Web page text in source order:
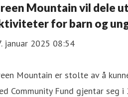
Mountain vil dele
for barn og
januar 2025 08:54
Mountain er stolte av å
Community Fund gjentar seg